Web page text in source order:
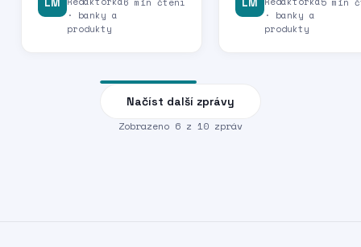
· banky a
produkty
· banky a
produkty
Načíst další zprávy
Zobrazeno 6 z 10 zpráv